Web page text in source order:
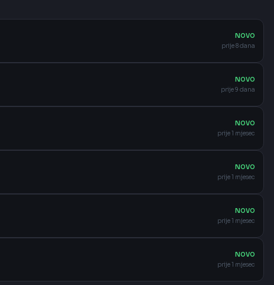
NOVO
prije 8 dana
NOVO
prije 9 dana
NOVO
prije 1 mjesec
NOVO
prije 1 mjesec
NOVO
prije 1 mjesec
NOVO
prije 1 mjesec